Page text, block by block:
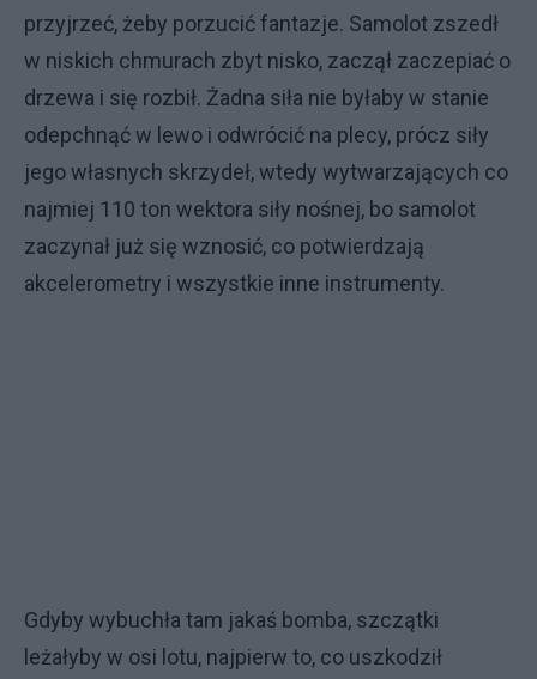
przyjrzeć, żeby porzucić fantazje. Samolot zszedł
w niskich chmurach zbyt nisko, zaczął zaczepiać o
drzewa i się rozbił. Żadna siła nie byłaby w stanie
odepchnąć w lewo i odwrócić na plecy, prócz siły
jego własnych skrzydeł, wtedy wytwarzających co
najmiej 110 ton wektora siły nośnej, bo samolot
zaczynał już się wznosić, co potwierdzają
akcelerometry i wszystkie inne instrumenty.
Gdyby wybuchła tam jakaś bomba, szczątki
leżałyby w osi lotu, najpierw to, co uszkodził